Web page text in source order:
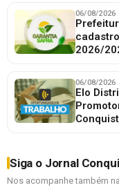
06/08/2026
2026/
06/08/2026
Elo
Siga o Jornal
Nos acompanhe também